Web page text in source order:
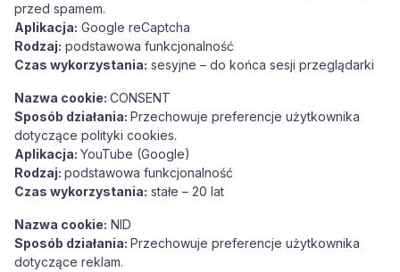
przed spamem.
Aplikacja: Google reCaptcha
Rodzaj: podstawowa funkcjonalność
Czas wykorzystania: sesyjne – do końca sesji przeglądarki
Nazwa cookie: CONSENT
Sposób działania: Przechowuje preferencje użytkownika
dotyczące polityki cookies.
Aplikacja: YouTube (Google)
Rodzaj: podstawowa funkcjonalność
Czas wykorzystania: stałe – 20 lat
Nazwa cookie: NID
Sposób działania: Przechowuje preferencje użytkownika
dotyczące reklam.